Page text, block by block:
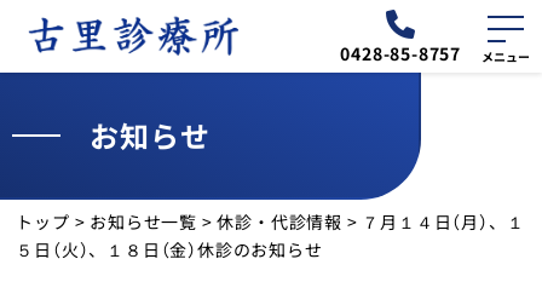
0428-85-8757
お知らせ
お知らせ
トップ > お知らせ一覧 >休診・代診情報 > ７月１４日（月）、１
５日（火）、１８日（金）休診のお知らせ